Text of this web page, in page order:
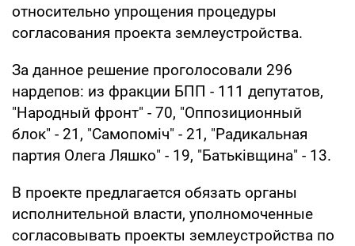
относительно упрощения процедуры
согласования проекта землеустройства.
За данное решение проголосовали 296
нардепов: из фракции БПП - 111 депутатов,
"Народный фронт" - 70, "Оппозиционный
блок" - 21, "Самопоміч" - 21, "Радикальная
партия Олега Ляшко" - 19, "Батьківщина" - 13.
В проекте предлагается обязать органы
исполнительной власти, уполномоченные
согласовывать проекты землеустройства по